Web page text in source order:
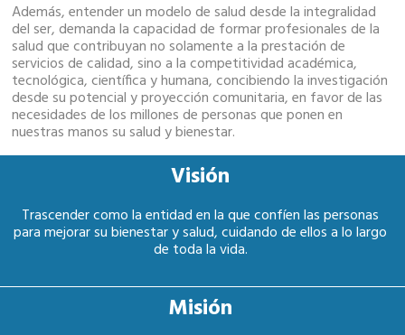
Además, entender un modelo de salud desde la integralidad
del ser, demanda la capacidad de formar profesionales de la
salud que contribuyan no solamente a la prestación de
servicios de calidad, sino a la competitividad académica,
tecnológica, científica y humana, concibiendo la investigación
desde su potencial y proyección comunitaria, en favor de las
necesidades de los millones de personas que ponen en
nuestras manos su salud y bienestar.
Visión
Trascender como la entidad en la que confíen las personas
para mejorar su bienestar y salud, cuidando de ellos a lo largo
de toda la vida.
Misión